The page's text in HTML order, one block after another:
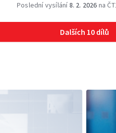
Poslední vysílání8. 2. 2026 na
Dalších 10 dílů